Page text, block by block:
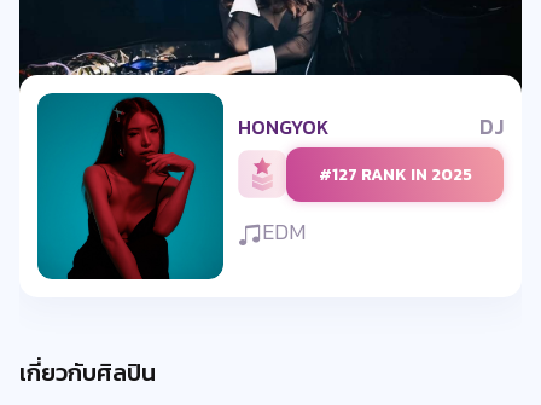
HONGYOK DJ
#127 RANK IN 2025
EDM
เกี่ยวกับศิลปิน